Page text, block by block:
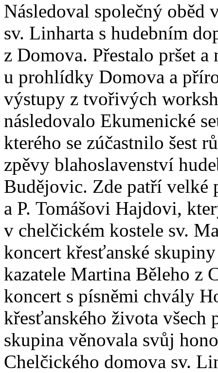
Následoval společný oběd
sv. Linharta s hudebním
z Domova. Přestalo pršet
u prohlídky Domova a
výstupy z tvořivých
následovalo Ekumenické
kterého se zúčastnilo šest
zpěvy blahoslavenství
Budějovic. Zde patří velké
a P. Tomášovi Hajdovi,
v chelčickém kostele sv.
koncert křesťanské
kazatele Martina Běleho z
koncert s písněmi chvály
křesťanského života všech
skupina věnovala svůj
Chelčického domova sv.